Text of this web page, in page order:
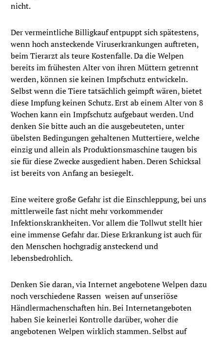
nicht.
Der vermeintliche Billigkauf entpuppt sich spätestens,
wenn hoch ansteckende Viruserkrankungen auftreten,
beim Tierarzt als teure Kostenfalle. Da die Welpen
bereits im frühesten Alter von ihren Müttern getrennt
werden, können sie keinen Impfschutz entwickeln.
Selbst wenn die Tiere tatsächlich geimpft wären, bietet
diese Impfung keinen Schutz. Erst ab einem Alter von 8
Wochen kann ein Impfschutz aufgebaut werden. Und
denken Sie bitte auch an die ausgebeuteten, unter
übelsten Bedingungen gehaltenen Muttertiere, welche
einzig und allein als Produktionsmaschine taugen bis
sie für diese Zwecke ausgedient haben. Deren Schicksal
ist bereits von Anfang an besiegelt.
Eine weitere große Gefahr ist die Einschleppung, bei uns
mittlerweile fast nicht mehr vorkommender
Infektionskrankheiten. Vor allem die Tollwut stellt hier
eine immense Gefahr dar. Diese Erkrankung ist auch für
den Menschen hochgradig ansteckend und
lebensbedrohlich.
Denken Sie daran, via Internet angebotene Welpen dazu
noch verschiedene Rassen weisen auf unseriöse
Händlermachenschaften hin. Bei Internetangeboten
haben Sie keinerlei Kontrolle darüber, woher die
angebotenen Welpen wirklich stammen. Selbst auf